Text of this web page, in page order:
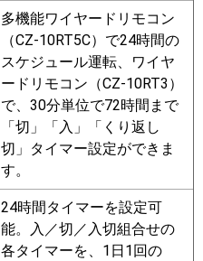
多機能ワイヤードリモコン
（CZ-10RT5C）で24時間の
スケジュール運転、ワイヤ
ードリモコン（CZ-10RT3）
で、30分単位で72時間まで
「切」「入」「くり返し
切」タイマー設定ができま
す。
24時間タイマーを設定可
能。入／切／入切組合せの
各タイマーを、1日1回の